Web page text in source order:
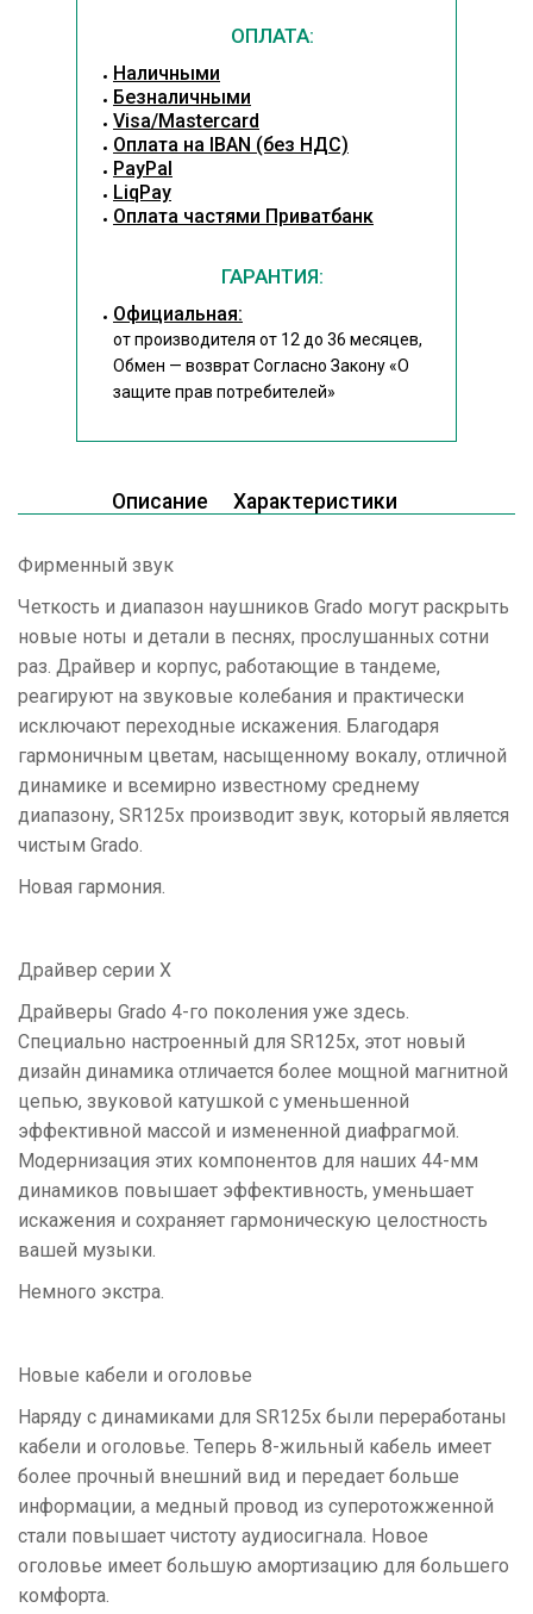
ОПЛАТА:
Наличными
Безналичными
Visa/Mastercard
Оплата на IBAN (без НДС)
PayPal
LiqPay
Оплата частями Приватбанк
ГАРАНТИЯ:
Официальная:
от производителя от 12 до 36 месяцев,
Обмен — возврат Согласно Закону«О
защите прав потребителей»
Описание Характеристики
Фирменный звук
Четкость и диапазон наушников Grado могут раскрыть
новые ноты и детали в песнях, прослушанных сотни
раз. Драйвер и корпус, работающие в тандеме,
реагируют на звуковые колебания и практически
исключают переходные искажения. Благодаря
гармоничным цветам, насыщенному вокалу, отличной
динамике и всемирно известному среднему
диапазону, SR125x производит звук, который является
чистым Grado.
Новая гармония.
Драйвер серии X
Драйверы Grado 4-го поколения уже здесь.
Специально настроенный для SR125x, этот новый
дизайн динамика отличается более мощной магнитной
цепью, звуковой катушкой с уменьшенной
эффективной массой и измененной диафрагмой.
Модернизация этих компонентов для наших 44-мм
динамиков повышает эффективность, уменьшает
искажения и сохраняет гармоническую целостность
вашей музыки.
Немного экстра.
Новые кабели и оголовье
Наряду с динамиками для SR125x были переработаны
кабели и оголовье. Теперь 8-жильный кабель имеет
более прочный внешний вид и передает больше
информации, а медный провод из суперотожженной
стали повышает чистоту аудиосигнала. Новое
оголовье имеет большую амортизацию для большего
комфорта.